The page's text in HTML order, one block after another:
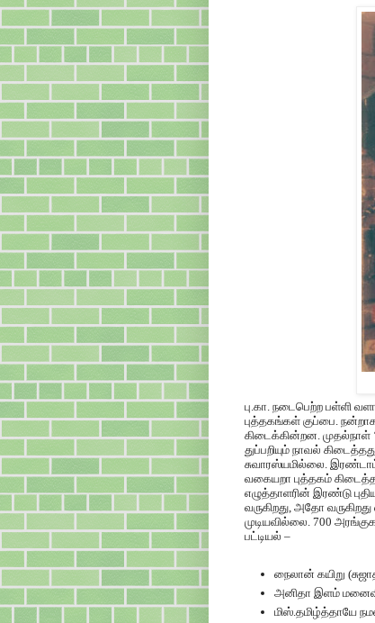
பு.கா. நடைபெற்ற பள்ளி
புத்தகங்கள் குப்பை.
கிடைக்கின்றன. முதல்நாள்
துப்பறியும் நாவல்
சுவாரஸ்யமில்லை.
வகையறா புத்தகம்
எழுத்தாளரின் இரண்டு
வருகிறது, அதோ
முடியவில்லை. 700
பட்டியல் –
நைலான் கயிறு
அனிதா இளம் மனைவி
மிஸ்.தமிழ்த்தாயே